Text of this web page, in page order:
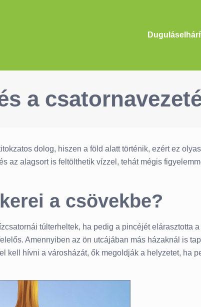
a
dolog, hiszen a föld alatt történik, ezért ez
az alagsort is feltölthetik vízzel, tehát mégis
a csövekbe?
túlterheltek, ha pedig a pincéjét elárasztotta
Amennyiben az ön utcájában más házaknál is
hívni a városházát, ők megoldják a helyzetet, ha